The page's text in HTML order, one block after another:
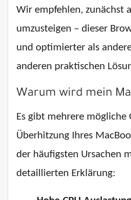
Wir empfehlen, zunächst
umzusteigen – dieser
und optimierter als
anderen praktischen
Warum wird mein
Es gibt mehrere mögliche
Überhitzung Ihres
der häufigsten Ursachen
detaillierten Erklärung: